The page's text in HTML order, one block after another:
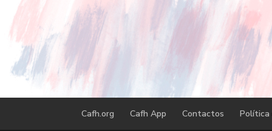
Cafh.org Cafh App Contactos Política